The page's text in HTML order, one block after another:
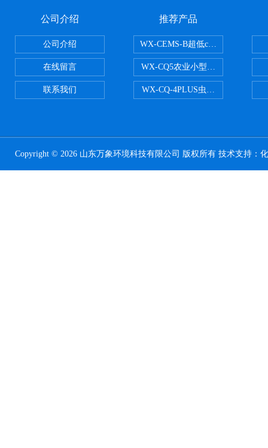
公司介绍
公司介绍
在线留言
联系我们
推荐产品
WX-CEMS-B超低cems烟气监测系
WX-CQ5农业小型气象站
WX-CQ-4PLUS虫情测报灯
Copyright © 2026 山东万象环境科技有限公司 版权所有 技术支持：